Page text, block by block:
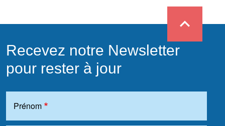
expand_less
Recevez notre Newsletter
pour rester à jour
Prénom